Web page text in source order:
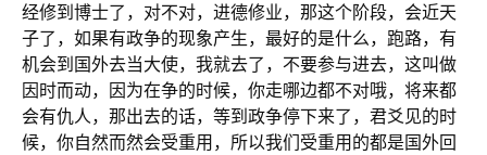
经修到博士了，对不对，进德修业，那这个阶段，会近天
子了，如果有政争的现象产生，最好的是什么，跑路，有
机会到国外去当大使，我就去了，不要参与进去，这叫做
因时而动，因为在争的时候，你走哪边都不对哦，将来都
会有仇人，那出去的话，等到政争停下来了，君爻见的时
候，你自然而然会受重用，所以我们受重用的都是国外回